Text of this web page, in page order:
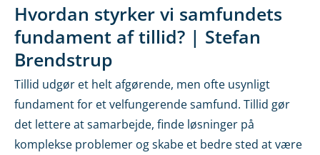
Hvordan styrker vi samfundets
fundament af tillid? | Stefan
Brendstrup
Tillid udgør et helt afgørende, men ofte usynligt
fundament for et velfungerende samfund. Tillid gør
det lettere at samarbejde, finde løsninger på
komplekse problemer og skabe et bedre sted at være